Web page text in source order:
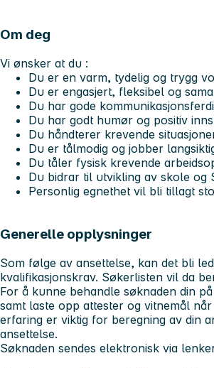
Om deg
Vi ønsker at du :
Du er en varm, tydelig og trygg
Du er engasjert, fleksibel og
Du har gode
Du har godt humør og positiv
Du håndterer krevende
Du er tålmodig og jobber
Du tåler fysisk krevende
Du bidrar til utvikling av skole og
Personlig egnethet vil bli tillagt
Generelle opplysninger
Som følge av ansettelse, kan det bli
kvalifikasjonskrav. Søkerlisten vil da
For å kunne behandle søknaden din
samt laste opp attester og vitnemål
erfaring er viktig for beregning av din
ansettelse.
Søknaden sendes elektronisk via